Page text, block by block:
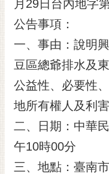
光
花
桐
花
祭
網
站
導
覽
月29日台內地字
公告事項：
一、事由：說明
豆區總爺排水及
公益性、必要性
地所有權人及利
二、日期：中華
午10時00分
三、地點：臺南